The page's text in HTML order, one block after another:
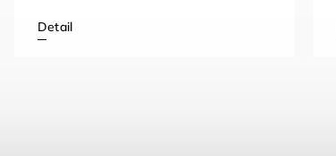
Detail